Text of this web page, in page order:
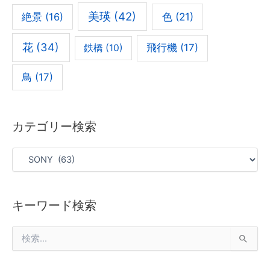
絶景(16) 美瑛 (42) 色(21)
花 (34) 鉄橋 (10) 飛行機(17)
鳥 (17)
カテゴリー検索
キーワード検索
索